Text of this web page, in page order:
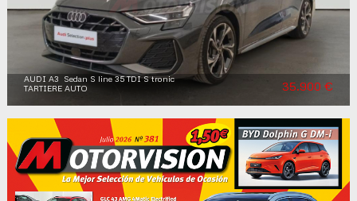
AUDI A3 Sedan S line 35 TDI S tronic
TARTIERE AUTO
35.900 €